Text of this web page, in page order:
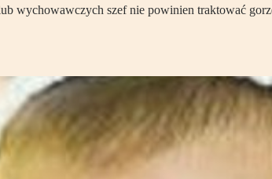
wychowawczych szef nie powinien traktować